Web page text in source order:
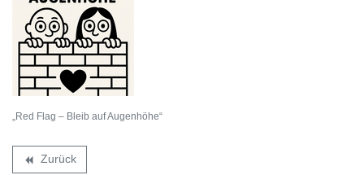
„Red Flag – Bleib auf Augenhöhe“
backward Zurück